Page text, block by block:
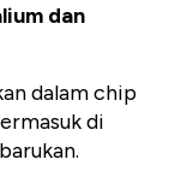
dan
dalam chip
di